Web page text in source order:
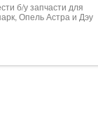
б/у запчасти для
Опель Астра и Дэу